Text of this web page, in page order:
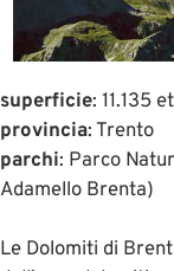
superficie: 11.135
provincia: Trento
parchi: Parco
Adamello Brenta)
Le Dolomiti di